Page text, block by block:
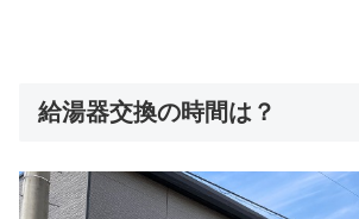
給湯器交換の時間は？